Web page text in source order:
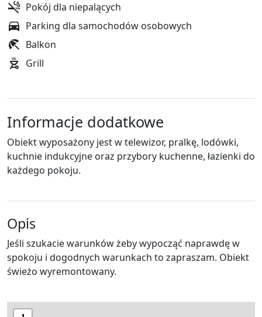
Pokój dla niepalących
Parking dla samochodów osobowych
Balkon
Grill
Informacje dodatkowe
Obiekt wyposażony jest w telewizor, pralkę, lodówki,
kuchnie indukcyjne oraz przybory kuchenne, łazienki do
każdego pokoju.
Opis
Jeśli szukacie warunków żeby wypocząć naprawdę w
spokoju i dogodnych warunkach to zapraszam. Obiekt
świeżo wyremontowany.